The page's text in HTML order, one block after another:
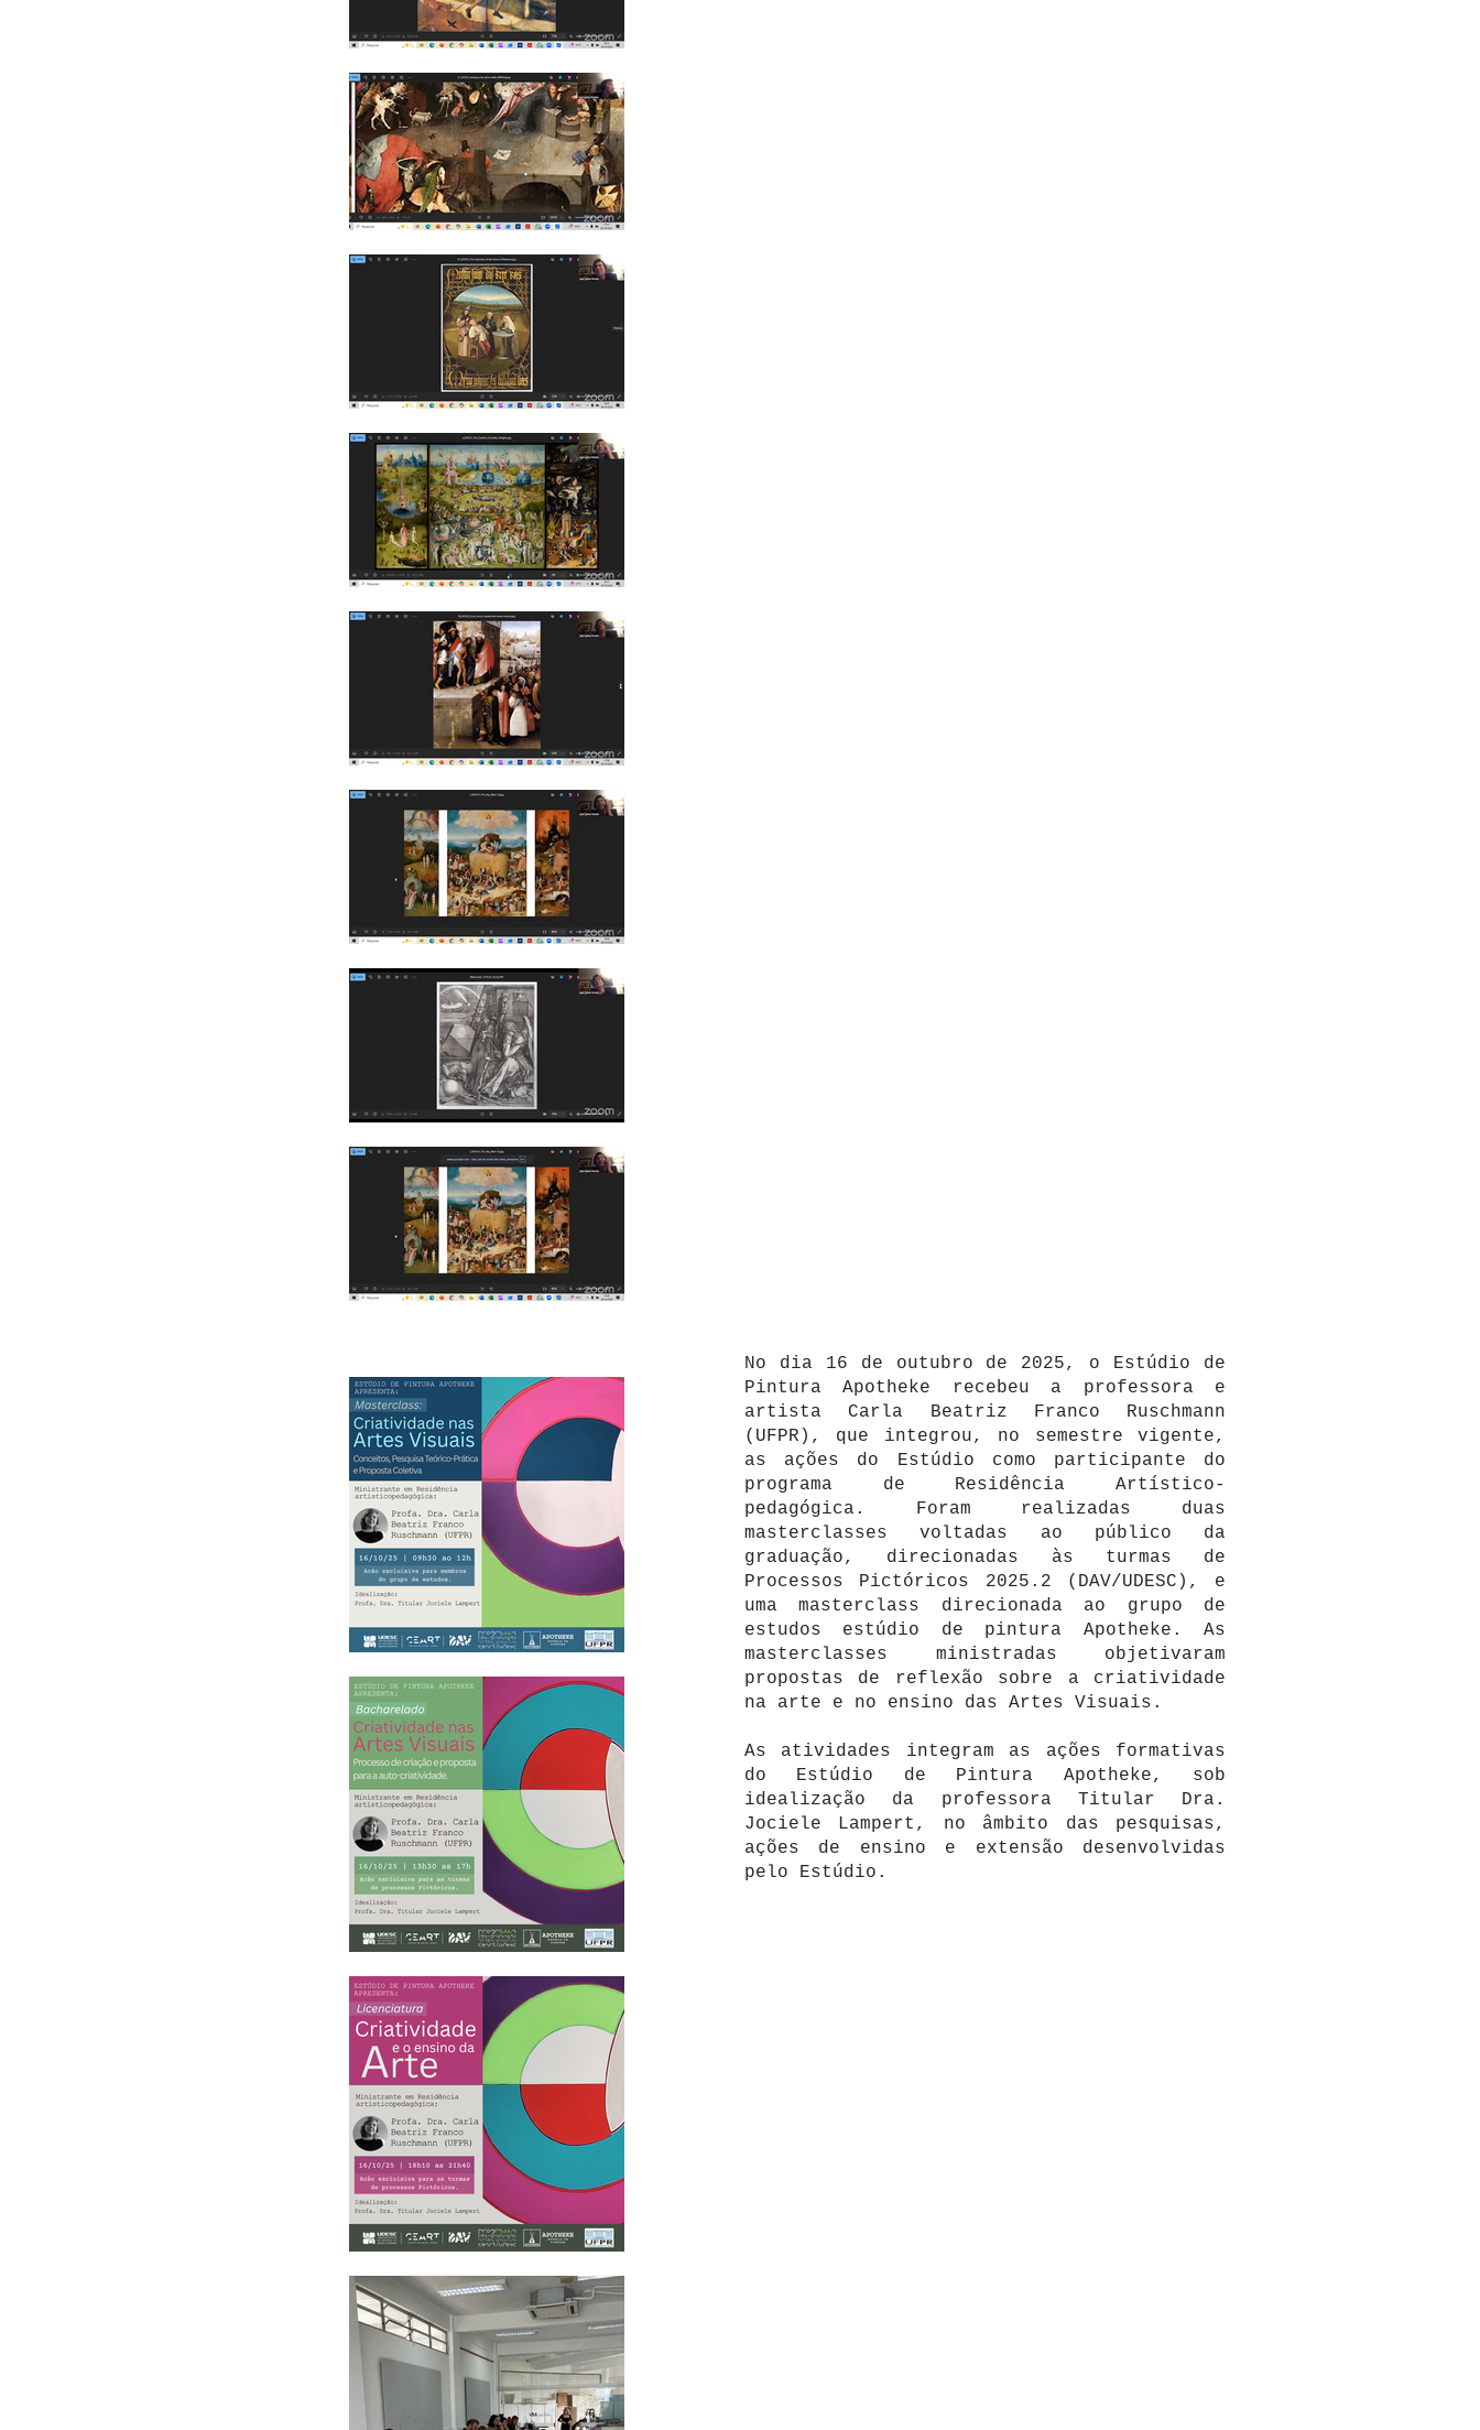
No dia 16 de outubro de 2025, o Estúdio de
Pintura Apotheke recebeu a professora e
artista Carla Beatriz Franco Ruschmann
(UFPR), que integrou, no semestre vigente,
as ações do Estúdio como participante do
programa de Residência Artístico-
pedagógica. Foram realizadas duas
masterclasses voltadas ao público da
graduação, direcionadas às turmas de
Processos Pictóricos 2025.2 (DAV/UDESC), e
uma masterclass direcionada ao grupo de
estudos estúdio de pintura Apotheke. As
masterclasses ministradas objetivaram
propostas de reflexão sobre a criatividade
na arte e no ensino das Artes Visuais.
As atividades integram as ações formativas
do Estúdio de Pintura Apotheke, sob
idealização da professora Titular Dra.
Jociele Lampert, no âmbito das pesquisas,
ações de ensino e extensão desenvolvidas
pelo Estúdio.